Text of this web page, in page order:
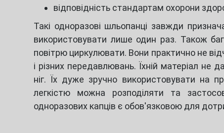
відповідність стандартам охорони
Такі одноразові шльопанці завжди
використовувати лише один раз. Також
повітрю циркулювати. Вони практично не
і різних передавлювань. Їхній матеріал не
ніг. Їх дуже зручно використовувати на
легкістю можна розподіляти та
одноразових капців є обов'язковою для